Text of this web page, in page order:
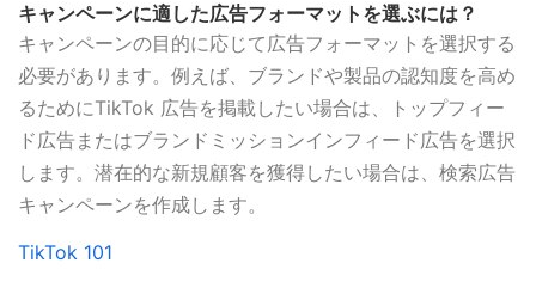
キャンペーンに適した広告フォーマットを選ぶには？
キャンペーンの目的に応じて広告フォーマットを選択する
必要があります。例えば、ブランドや製品の認知度を高め
るためにTikTok 広告を掲載したい場合は、トップフィー
ド広告またはブランドミッションインフィード広告を選択
します。潜在的な新規顧客を獲得したい場合は、検索広告
キャンペーンを作成します。
TikTok 101